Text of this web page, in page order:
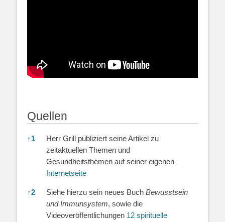
Quellen
Quellen
↑1
Herr Grill publiziert seine Artikel zu
zeitaktuellen Themen und
Gesundheitsthemen auf seiner eigenen
Internetseite
↑2 Siehe hierzu sein neues Buch Bewusstsein
und Immunsystem, sowie die
Videoveröffentlichungen 12 spirituelle